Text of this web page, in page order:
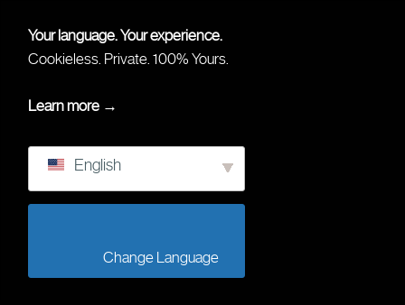
Your language. Your experience.
Cookieless. Private. 100% Yours.
Learn more →
English